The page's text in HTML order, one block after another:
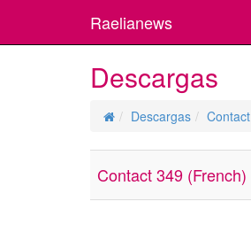
Raelianews
Descargas
Descargas Contact
Contact 349 (French)